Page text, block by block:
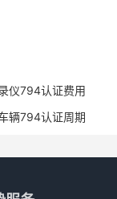
仪794认证费用
辆794认证周期